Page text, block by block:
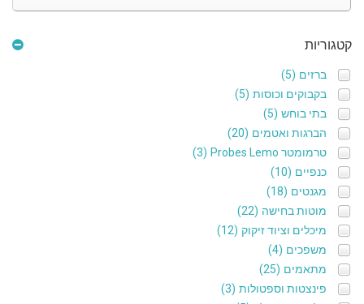
קטגוריות
ברזים (5)
בקבוקים וכוסות (5)
בתי בוחש (5)
הברגות ואטמים (20)
טרמומטר Probes Lemo
(3)
כנפיים (10)
מגנטים (18)
מוטות בחישה (22)
מיכלים וציוד זיקוק (12)
משפכים (4)
מתאמים (25)
פינצטות וספטולות (3)